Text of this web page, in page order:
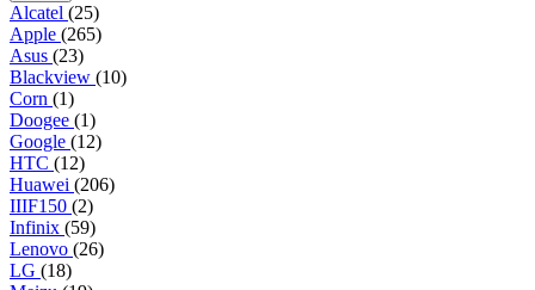
Alcatel (25)
Apple (265)
Asus (23)
Blackview (10)
Corn (1)
Doogee (1)
Google (12)
HTC (12)
Huawei (206)
IIIF150 (2)
Infinix (59)
Lenovo (26)
LG (18)